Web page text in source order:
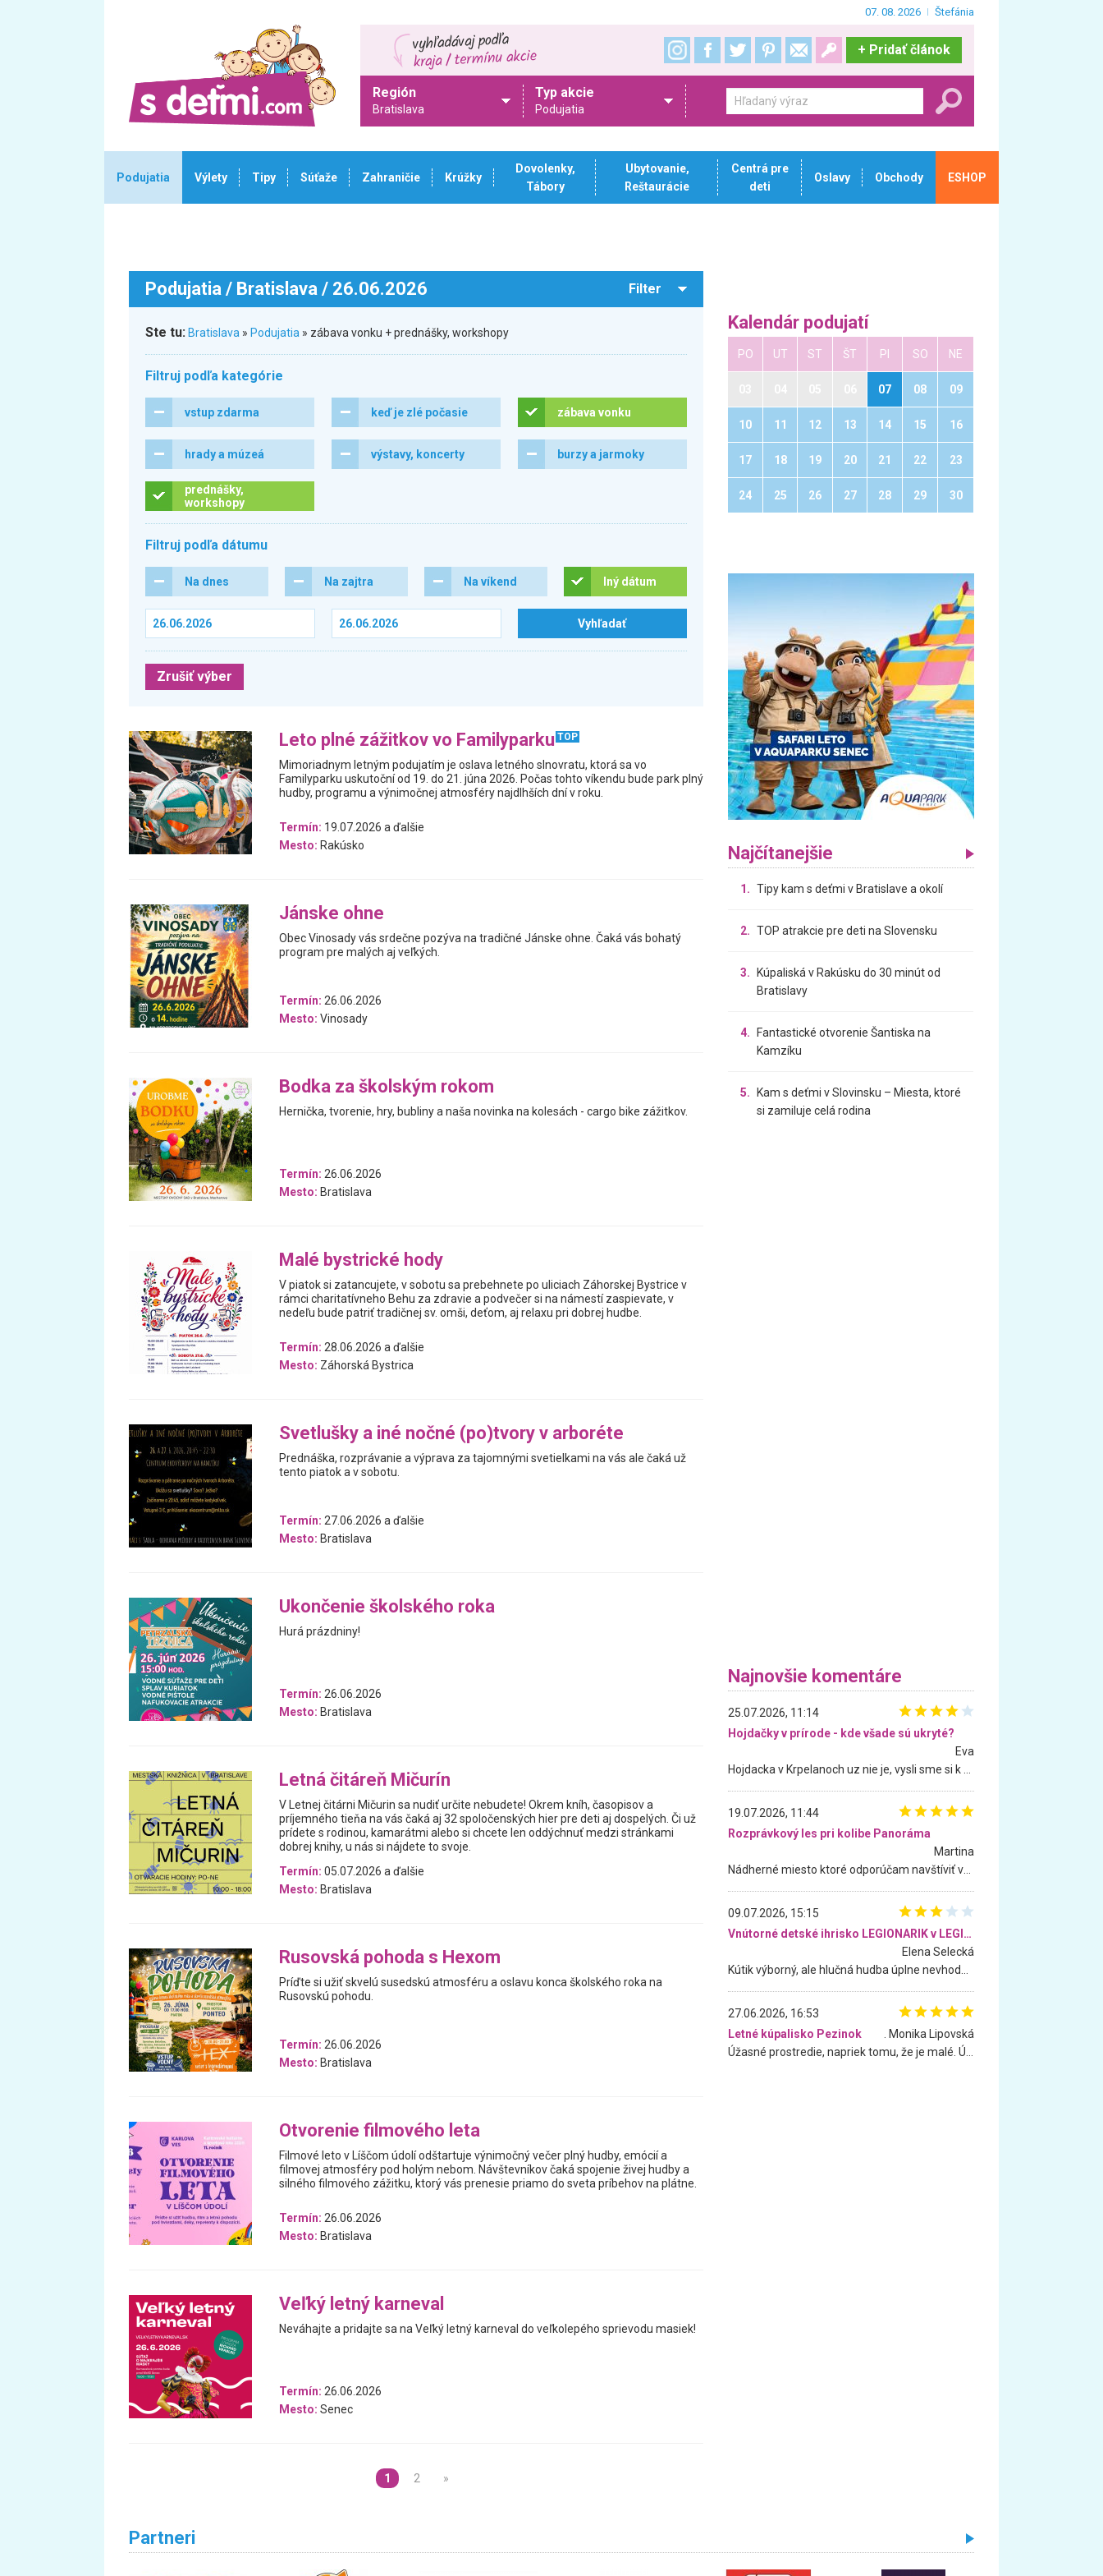
07. 08. 2026 Štefánia
+ Pridať článok
Región
Bratislava
Typ akcie
Podujatia
Podujatia Výlety Tipy Súťaže Zahraničie Krúžky
Dovolenky,
Tábory
Ubytovanie,
Reštaurácie
Centrá pre
deti
Oslavy Obchody ESHOP
Podujatia / Bratislava / 26.06.2026 Filter
Ste tu: Bratislava » Podujatia » zábava vonku + prednášky, workshopy
Filtruj podľa kategórie
vstup zdarma keď je zlé počasie zábava vonku
hrady a múzeá výstavy, koncerty burzy a jarmoky
prednášky,
workshopy
Filtruj podľa dátumu
Na dnes Na zajtra Na víkend Iný dátum
Zrušiť výber
Leto plné zážitkov vo Familyparku TOP
Mimoriadnym letným podujatím je oslava letného slnovratu, ktorá sa vo
Familyparku uskutoční od 19. do 21. júna 2026. Počas tohto víkendu bude park plný
hudby, programu a výnimočnej atmosféry najdlhších dní v roku.
Termín: 19.07.2026 a ďalšie
Mesto: Rakúsko
Jánske ohne
Obec Vinosady vás srdečne pozýva na tradičné Jánske ohne. Čaká vás bohatý
program pre malých aj veľkých.
Termín: 26.06.2026
Mesto: Vinosady
Bodka za školským rokom
Hernička, tvorenie, hry, bubliny a naša novinka na kolesách - cargo bike zážitkov.
Termín: 26.06.2026
Mesto: Bratislava
Malé bystrické hody
V piatok si zatancujete, v sobotu sa prebehnete po uliciach Záhorskej Bystrice v
rámci charitatívneho Behu za zdravie a podvečer si na námestí zaspievate, v
nedeľu bude patriť tradičnej sv. omši, deťom, aj relaxu pri dobrej hudbe.
Termín: 28.06.2026 a ďalšie
Mesto: Záhorská Bystrica
Svetlušky a iné nočné (po)tvory v arboréte
Prednáška, rozprávanie a výprava za tajomnými svetielkami na vás ale čaká už
tento piatok a v sobotu.
Termín: 27.06.2026 a ďalšie
Mesto: Bratislava
Ukončenie školského roka
Hurá prázdniny!
Termín: 26.06.2026
Mesto: Bratislava
Letná čitáreň Mičurín
V Letnej čitárni Mičurin sa nudiť určite nebudete! Okrem kníh, časopisov a
príjemného tieňa na vás čaká aj 32 spoločenských hier pre deti aj dospelých. Či už
prídete s rodinou, kamarátmi alebo si chcete len oddýchnuť medzi stránkami
dobrej knihy, u nás si nájdete to svoje.
Termín: 05.07.2026 a ďalšie
Mesto: Bratislava
Rusovská pohoda s Hexom
Príďte si užiť skvelú susedskú atmosféru a oslavu konca školského roka na
Rusovskú pohodu.
Termín: 26.06.2026
Mesto: Bratislava
Otvorenie filmového leta
Filmové leto v Líščom údolí odštartuje výnimočný večer plný hudby, emócií a
filmovej atmosféry pod holým nebom. Návštevníkov čaká spojenie živej hudby a
silného filmového zážitku, ktorý vás prenesie priamo do sveta príbehov na plátne.
Termín: 26.06.2026
Mesto: Bratislava
Veľký letný karneval
Neváhajte a pridajte sa na Veľký letný karneval do veľkolepého sprievodu masiek!
Termín: 26.06.2026
Mesto: Senec
1 2 »
Kalendár podujatí
PO UT ST ŠT PI SO NE
07 08 09
10 11 12 13 14 15 16
17 18 19 20 21 22 23
24 25 26 27 28 29 30
Najčítanejšie
1. Tipy kam s deťmi v Bratislave a okolí
2. TOP atrakcie pre deti na Slovensku
3.
Kúpaliská v Rakúsku do 30 minút od
Bratislavy
4.
Fantastické otvorenie Šantiska na
Kamzíku
5.
Kam s deťmi v Slovinsku – Miesta, ktoré
si zamiluje celá rodina
Najnovšie komentáre
25.07.2026, 11:14
Hojdačky v prírode - kde všade sú ukryté?
Eva
19.07.2026, 11:44
Rozprávkový les pri kolibe Panoráma
Martina
09.07.2026, 15:15
Vnútorné detské ihrisko LEGIONARIK v LEGIA Fitness
Elena Selecká
27.06.2026, 16:53
Letné kúpalisko Pezinok
. Monika Lipovská
Partneri